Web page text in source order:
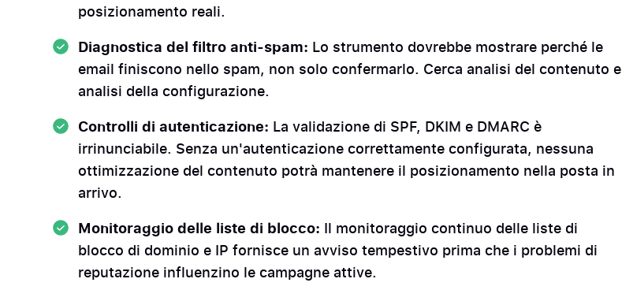
posizionamento reali.
Diagnostica del filtro anti-spam: Lo strumento dovrebbe mostrare perché le
email finiscono nello spam, non solo confermarlo. Cerca analisi del contenuto e
analisi della configurazione.
Controlli di autenticazione: La validazione di SPF, DKIM e DMARC è
irrinunciabile. Senza un'autenticazione correttamente configurata, nessuna
ottimizzazione del contenuto potrà mantenere il posizionamento nella posta in
arrivo.
Monitoraggio delle liste di blocco: Il monitoraggio continuo delle liste di
blocco di dominio e IP fornisce un avviso tempestivo prima che i problemi di
reputazione influenzino le campagne attive.